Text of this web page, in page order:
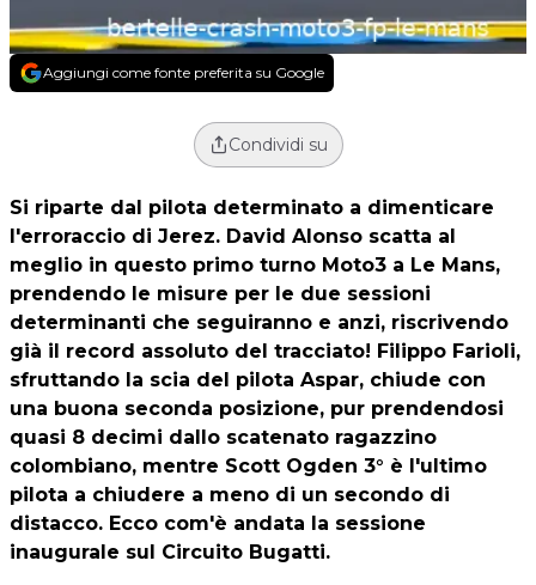
Aggiungi come fonte preferita su Google
Condividi su
Si riparte dal pilota determinato a dimenticare
l'erroraccio di Jerez. David Alonso scatta al
meglio in questo primo turno Moto3 a Le Mans,
prendendo le misure per le due sessioni
determinanti che seguiranno e anzi, riscrivendo
già il record assoluto del tracciato! Filippo Farioli,
sfruttando la scia del pilota Aspar, chiude con
una buona seconda posizione, pur prendendosi
quasi 8 decimi dallo scatenato ragazzino
colombiano, mentre Scott Ogden 3° è l'ultimo
pilota a chiudere a meno di un secondo di
distacco. Ecco com'è andata la sessione
inaugurale sul Circuito Bugatti.